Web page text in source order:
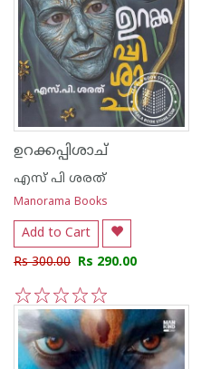
ഉറക്കപ്പിശാച്
എസ് പി ശരത്
Manorama Books
Add to Cart
Rs 300.00 Rs 290.00
5
4
3
2
1